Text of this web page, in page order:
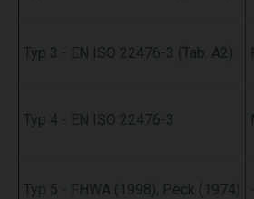
Typ 3 - EN ISO 22476-3 (Tab. A2)
Typ 4 - EN ISO 22476-3
Typ 5 - FHWA (1998), Peck (1974) -